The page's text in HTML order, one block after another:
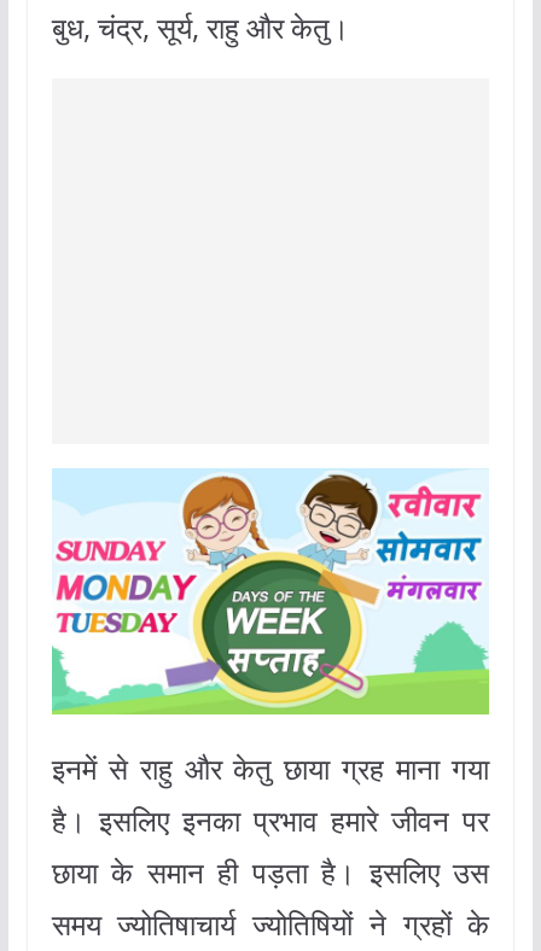
बुध, चंद्र, सूर्य, राहु और केतु।
इनमें से राहु और केतु छाया ग्रह माना गया
है। इसलिए इनका प्रभाव हमारे जीवन पर
छाया के समान ही पड़ता है। इसलिए उस
समय ज्योतिषाचार्य ज्योतिषियों ने ग्रहों के